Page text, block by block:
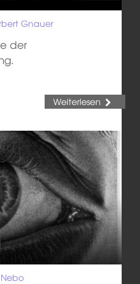
Gnauer
der
Weiterlesen